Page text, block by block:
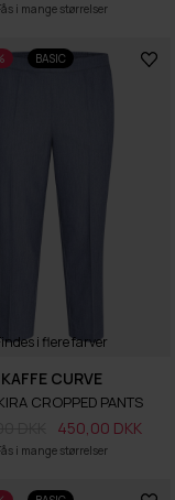
i mange størrelser
BASIC
i flere farver
i mange størrelser
KAFFE CURVE
CROPPED PANTS
450,00 DKK